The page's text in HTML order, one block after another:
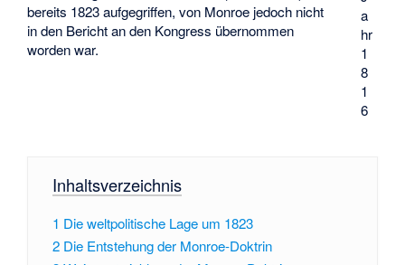
a
hr
1
8
1
6
bereits 1823 aufgegriffen, von Monroe jedoch nicht
in den Bericht an den Kongress übernommen
worden war.
Inhaltsverzeichnis
1 Die weltpolitische Lage um 1823
2 Die Entstehung der Monroe-Doktrin